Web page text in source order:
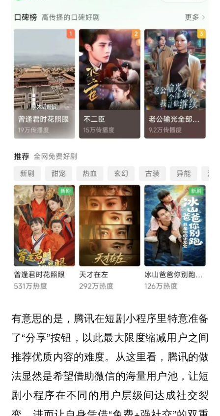
有意思的是，腾讯在短剧小程序里特意准备
了“分享”按钮，以此最大限度缩减用户之间
推荐优质内容的难度。从这里看，腾讯的做
法显然是希望借助微信的海量用户池，让短
剧小程序在不同的用户层级间达成社交裂